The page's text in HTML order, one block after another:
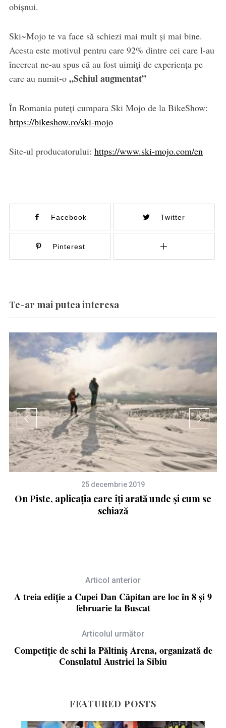
obișnui.
Ski~Mojo te va face să schiezi mai mult și mai bine.
Acesta este motivul pentru care 92% dintre cei care l-au
încercat ne-au spus că au fost uimiți de experiența pe
care au numit-o „Schiul augmentat”
În Romania puteți cumpara Ski Mojo de la BikeShow:
https://bikeshow.ro/ski-mojo
Site-ul producatorului: https://www.ski-mojo.com/en
Facebook Twitter
Pinterest
Te-ar mai putea interesa
25 decembrie 2019
On Piste, aplicația care îți arată unde și cum se
schiază
Articol anterior
A treia ediție a Cupei Dan Căpitan are loc în 8 și 9
februarie la Buscat
Articolul următor
Competiție de schi la Păltiniș Arena, organizată de
Consulatul Austriei la Sibiu
FEATURED POSTS